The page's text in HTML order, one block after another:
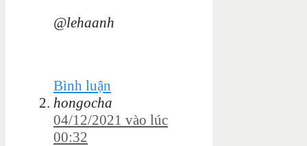
@lehaanh
Bình luận
hongocha
04/12/2021 vào lúc
00:32